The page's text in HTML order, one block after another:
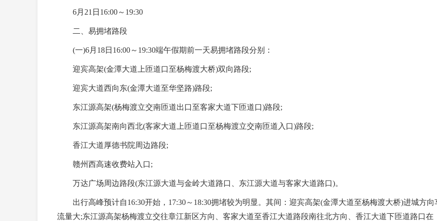
6月21日16:00～19:30
二、易拥堵路段
(一)6月18日16:00～19:30端午假期前一天易拥堵路段分别：
迎宾高架(金潭大道上匝道口至杨梅渡大桥)双向路段;
迎宾大道西向东(金潭大道至华坚路)路段;
东江源高架(杨梅渡立交南匝道出口至客家大道下匝道口)路段;
东江源高架南向西北(客家大道上匝道口至杨梅渡立交南匝道入口)路段;
香江大道厚德书院周边路段;
赣州西高速收费站入口;
万达广场周边路段(东江源大道与金岭大道路口、东江源大道与客家大道路口)。
出行高峰预计自16:30开始，17:30～18:30拥堵较为明显。其间：迎宾高架(金潭大道至杨梅渡大桥)进城方向
流量大;东江源高架杨梅渡立交往章江新区方向、客家大道至香江大道路段南往北方向、香江大道下匝道路口在